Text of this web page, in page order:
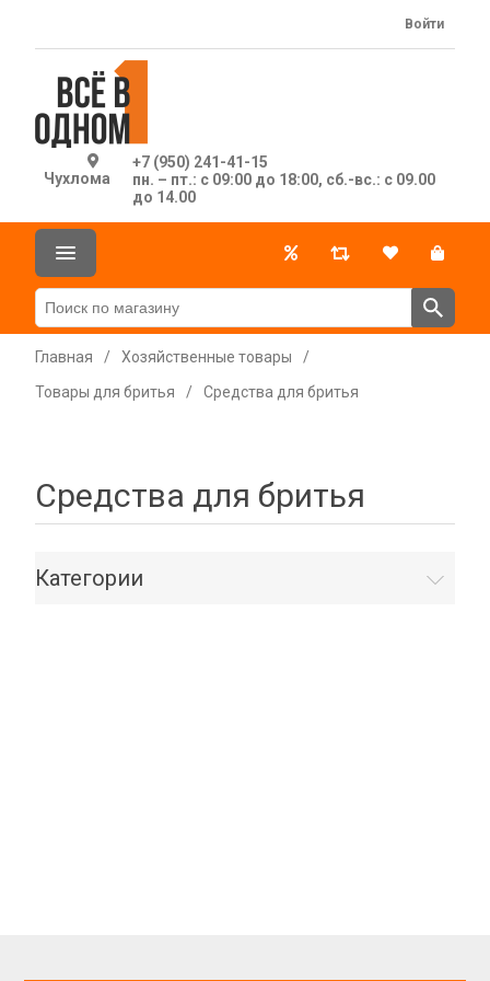
Чухлома
+7 (950) 241-41-15
пн. – пт.: с 09:00 до 18:00, сб.-вс.: с 09.00
до 14.00
Войти
Главная / Хозяйственные товары
/
Товары для бритья
/ Средства для бритья
Средства для бритья
Категории